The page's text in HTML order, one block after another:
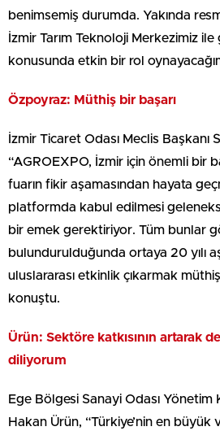
benimsemiş durumda. Yakında resmi
İzmir Tarım Teknoloji Merkezimiz
konusunda etkin bir rol
Özpoyraz: Müthiş bir başarı
İzmir Ticaret Odası Meclis Başkanı
“AGROEXPO, İzmir için önemli bir
fuarın fikir aşamasından hayata
platformda kabul edilmesi
bir emek gerektiriyor. Tüm bunlar
bulundurulduğunda ortaya 20 yılı
uluslararası etkinlik çıkarmak
konuştu.
Ürün: Sektöre katkısının artarak
diliyorum
Ege Bölgesi Sanayi Odası Yönetim
Hakan Ürün, “Türkiye’nin en büyük